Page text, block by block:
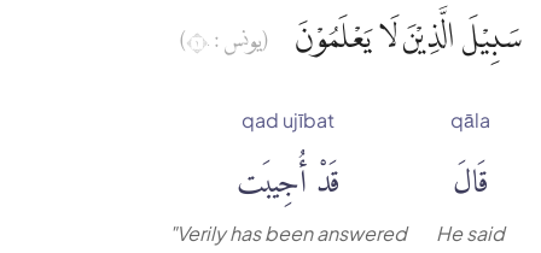
سَبِيْلَ الَّذِيْنَ لَا يَعْلَمُوْنَ
(يونس : ١٠)
qāla
قَالَ
He said
qad ujībat
قَدْ أُجِيبَت
"Verily has been answered